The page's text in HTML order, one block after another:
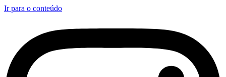
Ir para o conteúdo